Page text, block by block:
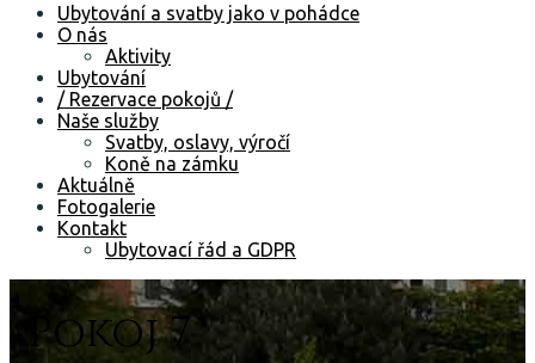
Ubytování a svatby jako v pohádce
O nás
Aktivity
Ubytování
/ Rezervace pokojů /
Naše služby
Svatby, oslavy, výročí
Koně na zámku
Aktuálně
Fotogalerie
Kontakt
Ubytovací řád a GDPR
Pokoj 7